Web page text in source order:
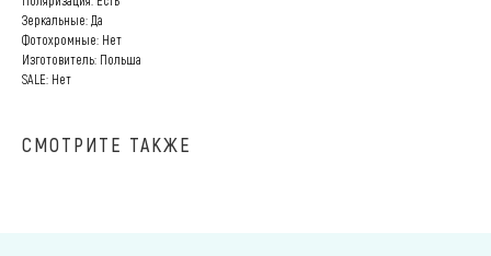
Зеркальные: Да
Фотохромные: Нет
Изготовитель: Польша
SALE: Нет
СМОТРИТЕ ТАКЖЕ